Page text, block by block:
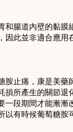
和腸道內壁的黏
此並非適合應用
胺止痛，康是美
損所產生的關節
一段期間才能漸
以有時候葡萄糖